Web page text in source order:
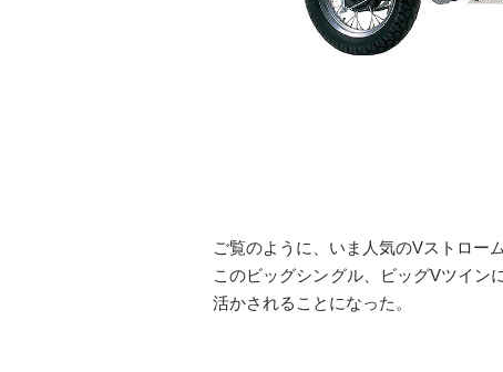
ご覧のように、いま人気のVストロー
このビッグシングル、ビッグVツイン
活かされることになった。